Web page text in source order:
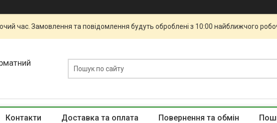
час. Замовлення та повідомлення будуть оброблені з 10:00 найближчого
Контакти Доставка та оплата Повернення та обмін